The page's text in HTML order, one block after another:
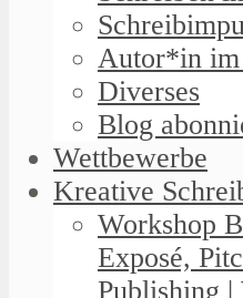
Autor*in im
Diverses
Blog
Wettbewerbe
Kreative
Workshop
Exposé,
Publishing